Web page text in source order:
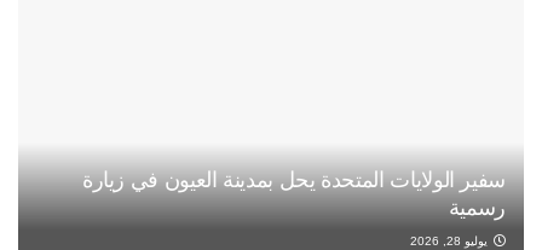
سفير الولايات المتحدة يحل بمدينة العيون في زيارة
رسمية
يوليو 28, 2026